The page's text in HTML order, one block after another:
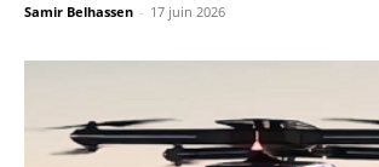
Samir Belhassen - 17 juin 2026